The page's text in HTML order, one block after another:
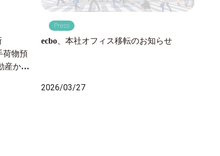
荷物預
産から
谷の
Press
ecbo、本社オフィス移転のお知らせ
2026/03/27